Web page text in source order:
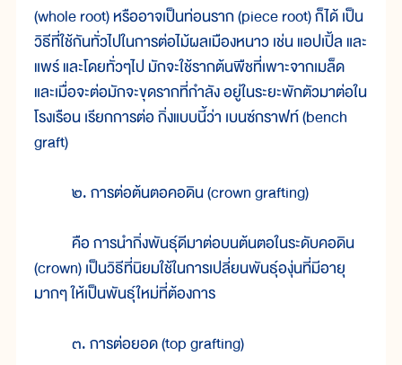
(whole root) หรืออาจเป็นท่อนราก (piece root) ก็ได้ เป็น
วิธีที่ใช้กันทั่วไปในการต่อไม้ผลเมืองหนาว เช่น แอปเปิ้ล และ
แพร์ และโดยทั่วๆไป มักจะใช้รากต้นพืชที่เพาะจากเมล็ด
และเมื่อจะต่อมักจะขุดรากที่กำลัง อยู่ในระยะพักตัวมาต่อใน
โรงเรือน เรียกการต่อ กิ่งแบบนี้ว่า เบนซ์กราฟท์ (bench
graft)
๒. การต่อต้นตอคอดิน (crown grafting)
คือ การนำกิ่งพันธุ์ดีมาต่อบนต้นตอในระดับคอดิน
(crown) เป็นวิธีที่นิยมใช้ในการเปลี่ยนพันธุ์องุ่นที่มีอายุ
มากๆ ให้เป็นพันธุ์ใหม่ที่ต้องการ
๓. การต่อยอด (top grafting)